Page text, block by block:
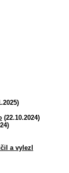
(22.10.2024)
a vylezl